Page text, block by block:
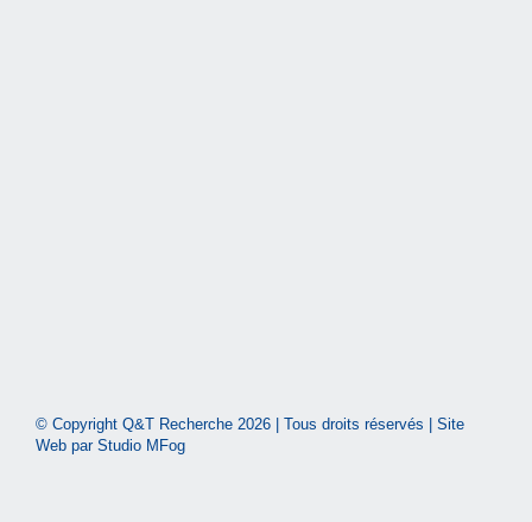
© Copyright Q&T Recherche 2026 | Tous droits réservés | Site
Web par Studio MFog